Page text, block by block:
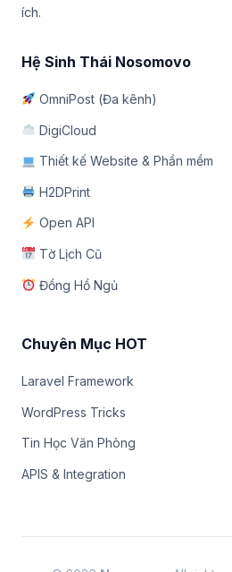
ích.
Hệ Sinh Thái Nosomovo
OmniPost (Đa kênh)
DigiCloud
Thiết kế Website & Phần mềm
H2DPrint
Open API
Tờ Lịch Cũ
Đồng Hồ Ngủ
Chuyên Mục HOT
Laravel Framework
WordPress Tricks
Tin Học Văn Phòng
APIS & Integration